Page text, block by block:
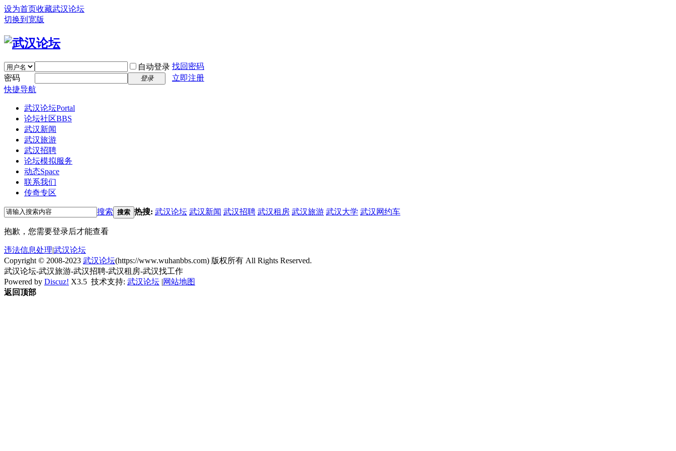
设为首页收藏武汉论坛
切换到宽版
自动登录 找回密码
密码
登录
立即注册
快捷导航
武汉论坛Portal
论坛社区BBS
武汉新闻
武汉旅游
武汉招聘
论坛模拟服务
动态Space
联系我们
传奇专区
搜索 搜索 热搜: 武汉论坛 武汉新闻 武汉招聘 武汉租房 武汉旅游 武汉大学 武汉网约车
抱歉，您需要登录后才能查看
违法信息处理|武汉论坛
Copyright © 2008-2023 武汉论坛(https://www.wuhanbbs.com) 版权所有 All Rights Reserved.
武汉论坛-武汉旅游-武汉招聘-武汉租房-武汉找工作
Powered by Discuz! X3.5 技术支持: 武汉论坛 |网站地图
返回顶部